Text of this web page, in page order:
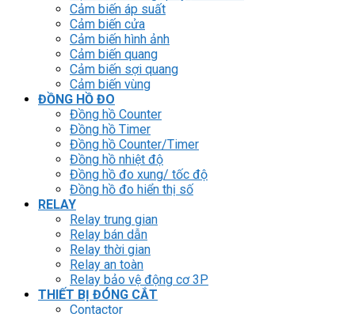
Cảm biến áp suất
Cảm biến cửa
Cảm biến hình ảnh
Cảm biến quang
Cảm biến sợi quang
Cảm biến vùng
ĐỒNG HỒ ĐO
Đồng hồ Counter
Đồng hồ Timer
Đồng hồ Counter/Timer
Đồng hồ nhiệt độ
Đồng hồ đo xung/ tốc độ
Đồng hồ đo hiển thị số
RELAY
Relay trung gian
Relay bán dẫn
Relay thời gian
Relay an toàn
Relay bảo vệ động cơ 3P
THIẾT BỊ ĐÓNG CẮT
Contactor